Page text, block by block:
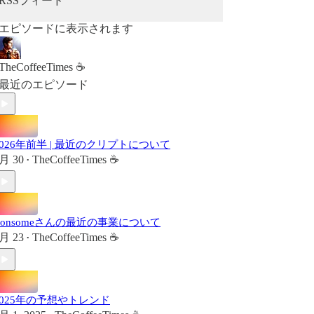
ピソードに表示されます
☕
近のエピソード
年前半 | 最近のクリプトについて
30 • TheCoffeeTimes ☕
さんの最近の事業について
23 • TheCoffeeTimes ☕
年の予想やトレンド